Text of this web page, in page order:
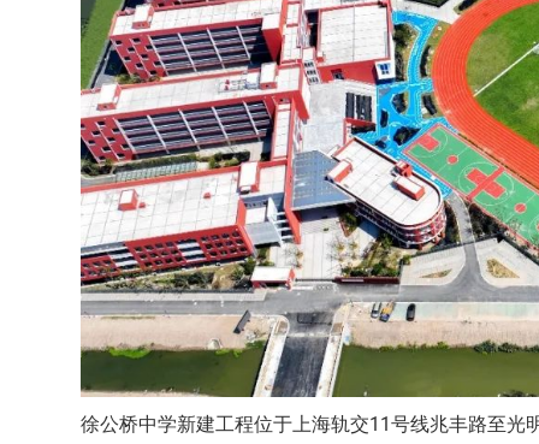
徐公桥中学新建工程位于上海轨交11号线兆丰路至